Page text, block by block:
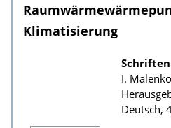
d
u
r
P
Klimatisierung
I.
Deutsch,